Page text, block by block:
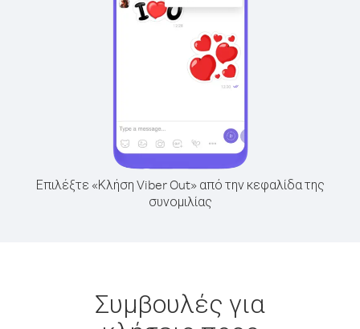
Επιλέξτε «Κλήση Viber Out» από την κεφαλίδα της
συνομιλίας
Συμβουλές για